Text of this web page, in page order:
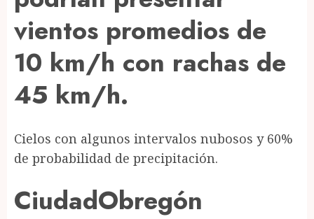
vientos promedios de
10 km/h con rachas de
45 km/h.
Cielos con algunos intervalos nubosos y 60%
de probabilidad de precipitación.
CiudadObregón